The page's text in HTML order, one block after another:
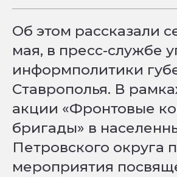
Об этом рассказали
мая, в пресс-службе
информполитики
Ставрополья. В
акции «Фронтовые
бригады» в
Петровского округа
мероприятия